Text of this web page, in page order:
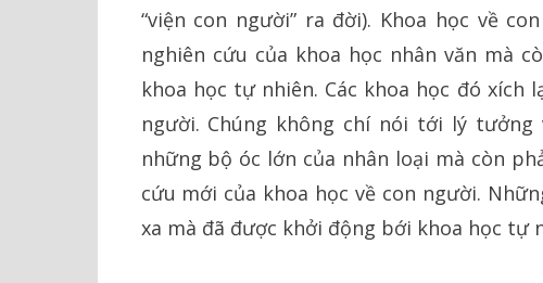
“viện con người” ra đời). Khoa học về
nghiên cứu của khoa học nhân văn mà
khoa học tự nhiên. Các khoa học đó xích
người. Chúng không chí nói tới lý
những bộ óc lớn của nhân loại mà còn
cứu mới của khoa học về con người.
xa mà đã được khởi động bới khoa học tự